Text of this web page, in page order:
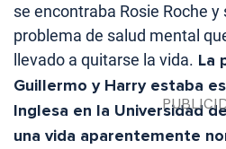
se encontraba Rosie Roche
problema de salud mental
llevado a quitarse la vida. La
Guillermo y Harry estaba
Inglesa en la Universidad
una vida aparentemente